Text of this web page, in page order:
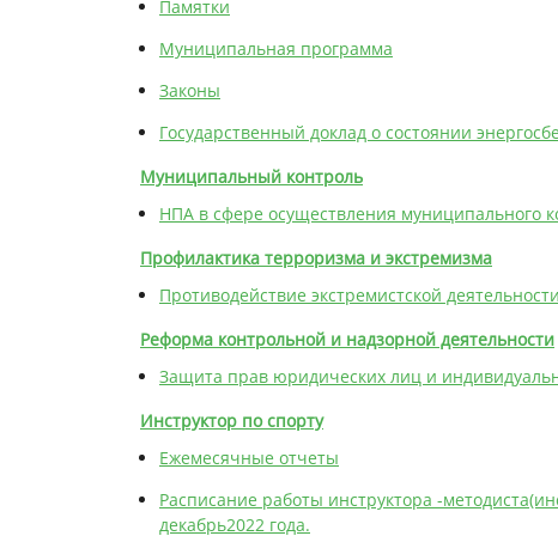
Памятки
Муниципальная программа
Законы
Государственный доклад о состоянии
Муниципальный контроль
НПА в сфере осуществления муниципального
Профилактика терроризма и экстремизма
Противодействие экстремистской деятельности
Реформа контрольной и надзорной деятельности
Защита прав юридических лиц и
Инструктор по спорту
Ежемесячные отчеты
Расписание работы инструктора -
декабрь2022 года.